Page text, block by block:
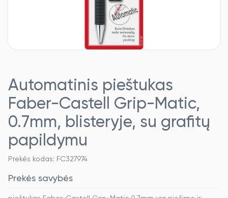
Automatinis pieštukas
Faber-Castell Grip-Matic,
0.7mm, blisteryje, su grafitų
papildymu
Prekės kodas: FC327974
Prekės savybės